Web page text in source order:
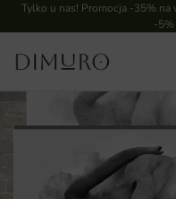
Tylko u nas! Promocja -35% na
-5%